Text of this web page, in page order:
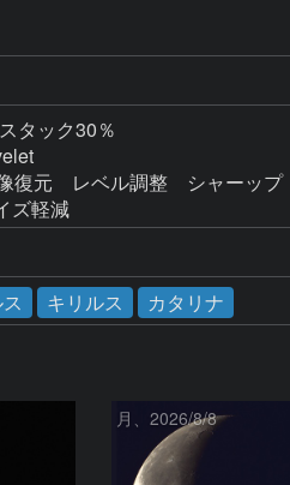
タック30％
復元　レベル調整　シャーップ
キリルス カタリナ
月、2026/8/8